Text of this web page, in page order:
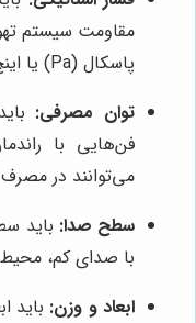
مقاومت سیستم
پاسکال (Pa) یا اینچ آب (in H₂O) اندازه‌گیری می‌شود.
توان مصرفی:
فن‌هایی با
می‌توانند در
سطح صدا: باید
با صدای کم،
ابعاد و وزن: باید